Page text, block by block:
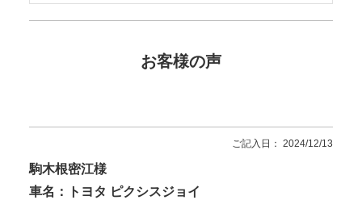
お客様の声
ご記入日： 2024/12/13
駒木根密江様
車名：トヨタ ピクシスジョイ